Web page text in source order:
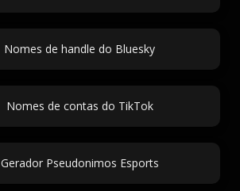
Nomes de handle do Bluesky
Nomes de contas do TikTok
Gerador Pseudonimos Esports